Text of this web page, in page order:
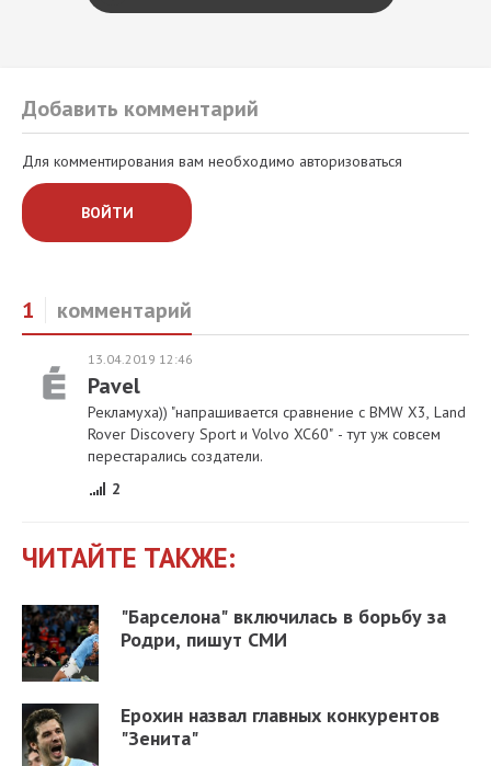
Добавить комментарий
Для комментирования вам необходимо авторизоваться
ВОЙТИ
1 комментарий
13.04.2019 12:46
Pavel
Рекламуха)) "напрашивается сравнение с BMW X3, Land
Rover Discovery Sport и Volvo XC60" - тут уж совсем
перестарались создатели.
2
ЧИТАЙТЕ ТАКЖЕ:
"Барселона" включилась в борьбу за
Родри, пишут СМИ
Ерохин назвал главных конкурентов
"Зенита"